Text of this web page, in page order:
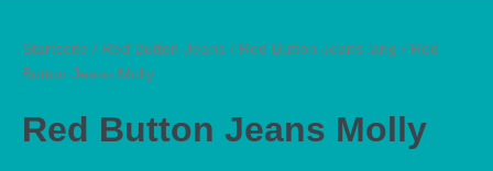
Startseite / Red Button Jeans / Red Button Jeans lang / Red
Button Jeans Molly
Red Button Jeans Molly